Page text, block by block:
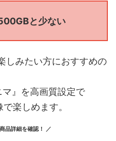
と少ない
しみたい方におすすめの
』を高画質設定で
楽しめます。
品詳細を確認！ ／